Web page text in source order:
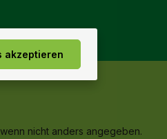
nicht anders angegeben.
akzeptieren